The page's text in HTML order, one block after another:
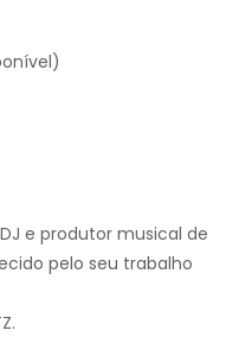
DJ e produtor musical de
pelo seu trabalho